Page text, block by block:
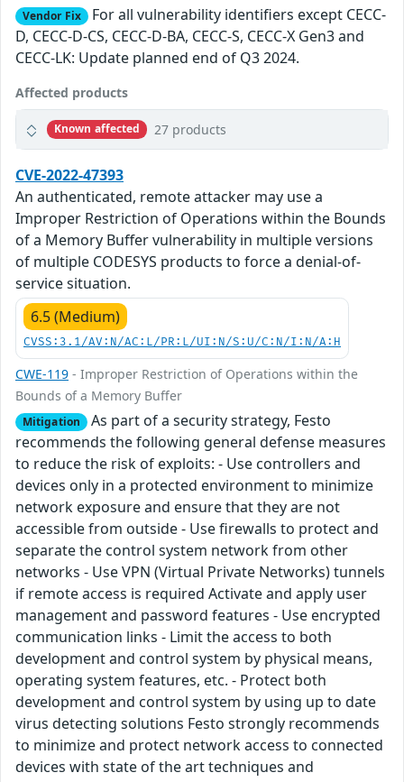
Vendor Fix For all vulnerability identifiers except CECC-
D, CECC-D-CS, CECC-D-BA, CECC-S, CECC-X Gen3 and
CECC-LK: Update planned end of Q3 2024.
Affected products
Known affected 27 products
CVE-2022-47393
An authenticated, remote attacker may use a
Improper Restriction of Operations within the Bounds
of a Memory Buffer vulnerability in multiple versions
of multiple CODESYS products to force a denial-of-
service situation.
6.5 (Medium)
CVSS:3.1/AV:N/AC:L/PR:L/UI:N/S:U/C:N/I:N/A:H
CWE-119 - Improper Restriction of Operations within the
Bounds of a Memory Buffer
Mitigation As part of a security strategy, Festo
recommends the following general defense measures
to reduce the risk of exploits: - Use controllers and
devices only in a protected environment to minimize
network exposure and ensure that they are not
accessible from outside - Use firewalls to protect and
separate the control system network from other
networks - Use VPN (Virtual Private Networks) tunnels
if remote access is required Activate and apply user
management and password features - Use encrypted
communication links - Limit the access to both
development and control system by physical means,
operating system features, etc. - Protect both
development and control system by using up to date
virus detecting solutions Festo strongly recommends
to minimize and protect network access to connected
devices with state of the art techniques and